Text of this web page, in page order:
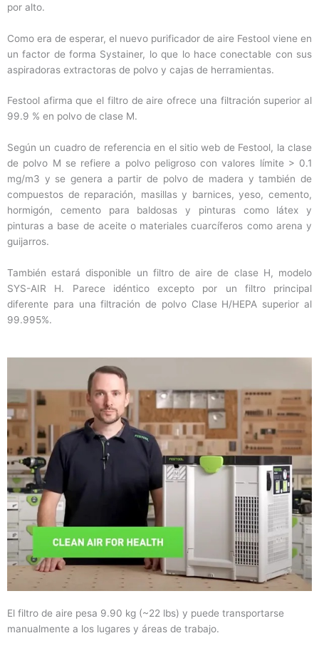
por alto.
Como era de esperar, el nuevo purificador de aire Festool viene en
un factor de forma Systainer, lo que lo hace conectable con sus
aspiradoras extractoras de polvo y cajas de herramientas.
Festool afirma que el filtro de aire ofrece una filtración superior al
99.9 % en polvo de clase M.
Según un cuadro de referencia en el sitio web de Festool, la clase
de polvo M se refiere a polvo peligroso con valores límite > 0.1
mg/m3 y se genera a partir de polvo de madera y también de
compuestos de reparación, masillas y barnices, yeso, cemento,
hormigón, cemento para baldosas y pinturas como látex y
pinturas a base de aceite o materiales cuarcíferos como arena y
guijarros.
También estará disponible un filtro de aire de clase H, modelo
SYS-AIR H. Parece idéntico excepto por un filtro principal
diferente para una filtración de polvo Clase H/HEPA superior al
99.995%.
El filtro de aire pesa 9.90 kg (~22 lbs) y puede transportarse
manualmente a los lugares y áreas de trabajo.